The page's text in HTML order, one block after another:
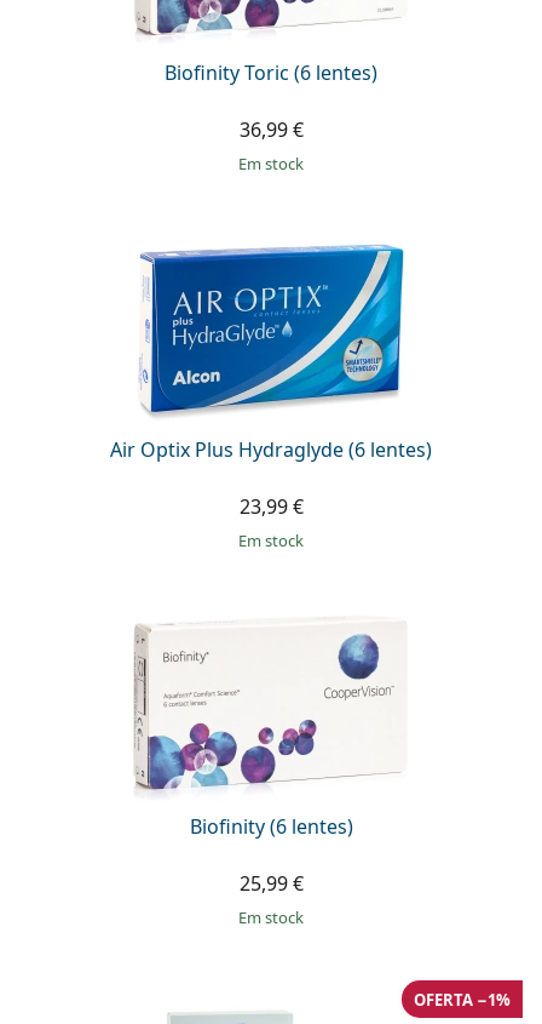
Biofinity Toric (6 lentes)
36,99 €
em stock
Air Optix Plus Hydraglyde (6 lentes)
23,99 €
em stock
Biofinity (6 lentes)
25,99 €
em stock
OFERTA −1%